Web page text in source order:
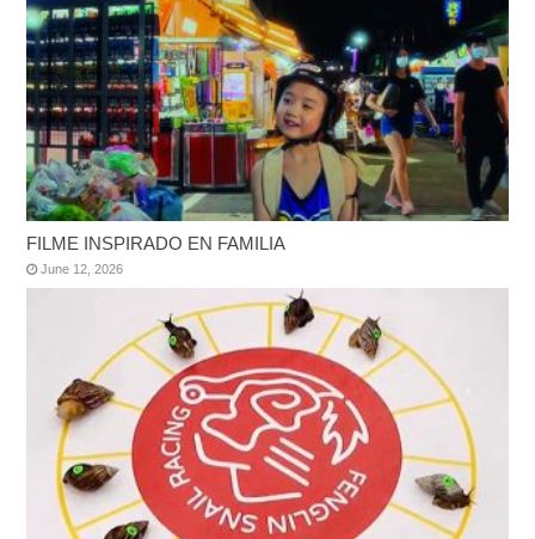
FILME INSPIRADO EN FAMILIA
June 12, 2026